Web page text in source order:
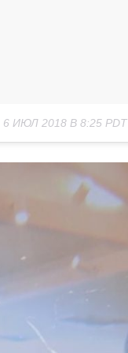
6 ИЮЛ 2018 В 8:25 PDT